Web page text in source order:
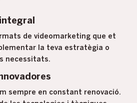
de videomarketing que et
la teva estratègia o
necessitats.
sempre en constant renovació.